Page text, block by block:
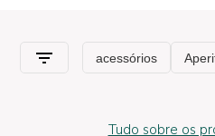
Tudo sobre os